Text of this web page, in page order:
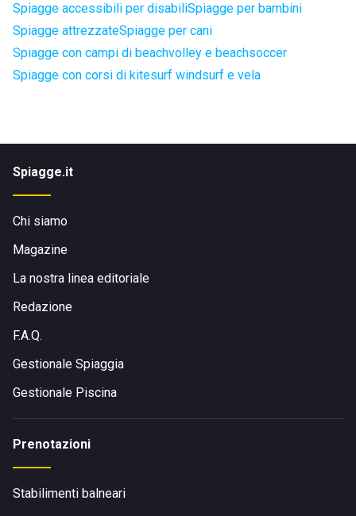
Spiagge accessibili per disabiliSpiagge per bambini
Spiagge attrezzateSpiagge per cani
Spiagge con campi di beachvolley e beachsoccer
Spiagge con corsi di kitesurf windsurf e vela
Spiagge.it
Chi siamo
Magazine
La nostra linea editoriale
Redazione
F.A.Q.
Gestionale Spiaggia
Gestionale Piscina
Prenotazioni
Stabilimenti balneari